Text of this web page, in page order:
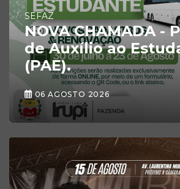
SEFAZ
NOVA CHAMADA -
de Auxílio ao
(PAE).
06 AGOSTO 2026